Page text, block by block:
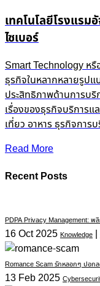
เทคโนโลยีโรงแรม
ไซเบอร์
Smart Technology หรื
ธุรกิจในหลากหลายรูป
ประสิทธิภาพด้านการบ
เรื่องของธุรกิจบริการแ
เที่ยว อาหาร ธุรกิจการ
Read More
Recent Posts
PDPA Privacy Management: พ
16 Oct 2025 Knowledge |
Romance Scam รักหลอกๆ ปอก
13 Feb 2025